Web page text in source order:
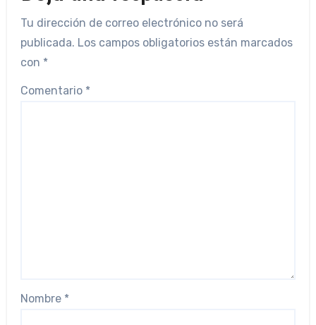
Tu dirección de correo electrónico no será
publicada. Los campos obligatorios están marcados
con *
Comentario *
Nombre *